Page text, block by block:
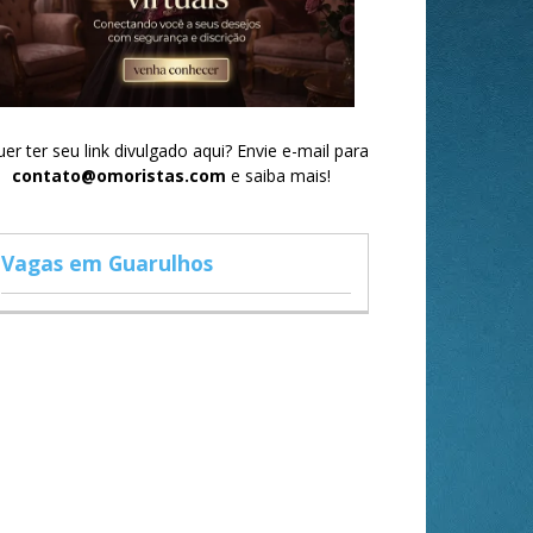
ter seu link divulgado aqui? Envie e-mail para
contato@omoristas.com e saiba mais!
Vagas em Guarulhos